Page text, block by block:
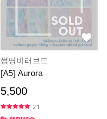
썸띵비러브드
[A5] Aurora
5,500
21